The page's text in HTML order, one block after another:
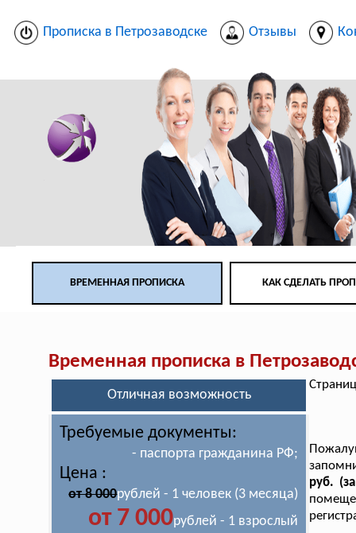
Прописка в Петрозаводске Отзывы
ВРЕМЕННАЯ ПРОПИСКА КАК СДЕЛАТЬ
Временная прописка в
Отличная возможность
Требуемые документы:
- паспорта гражданина РФ;
Цена :
от 8 000рублей - 1 человек (3 месяца)
от 7 000рублей - 1 взрослый
руб.